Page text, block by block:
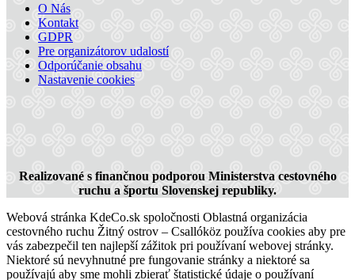
Mesto Šamorín
Šamorín, Január 01
O Nás
Kontakt
GDPR
Pre organizátorov udalostí
Odporúčanie obsahu
Nastavenie cookies
Realizované s finančnou podporou Ministerstva cestovného
ruchu a športu Slovenskej republiky.
Webová stránka KdeCo.sk spoločnosti Oblastná organizácia
cestovného ruchu Žitný ostrov – Csallóköz používa cookies aby pre
vás zabezpečil ten najlepší zážitok pri používaní webovej stránky.
Niektoré sú nevyhnutné pre fungovanie stránky a niektoré sa
používajú aby sme mohli zbierať štatistické údaje o používaní